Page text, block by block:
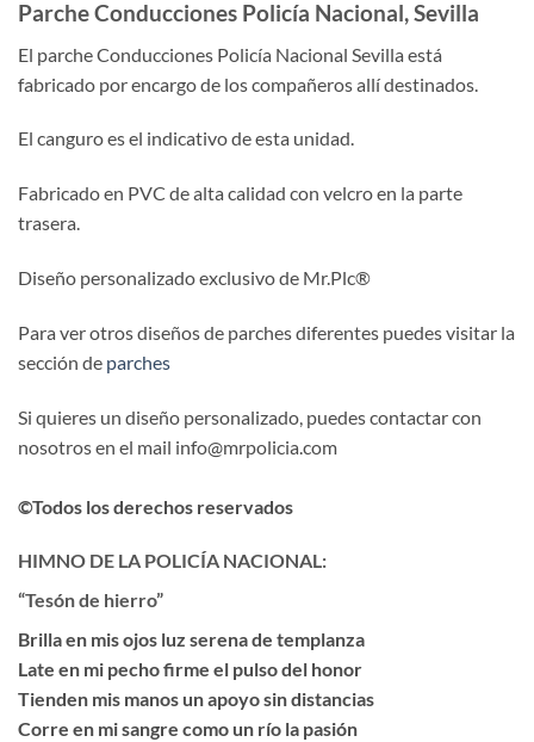
Parche Conducciones Policía Nacional, Sevilla
El parche Conducciones Policía Nacional Sevilla está
fabricado por encargo de los compañeros allí destinados.
El canguro es el indicativo de esta unidad.
Fabricado en PVC de alta calidad con velcro en la parte
trasera.
Diseño personalizado exclusivo de Mr.Plc®
Para ver otros diseños de parches diferentes puedes visitar la
sección de parches
Si quieres un diseño personalizado, puedes contactar con
nosotros en el mail info@mrpolicia.com
©Todos los derechos reservados
HIMNO DE LA POLICÍA NACIONAL:
“Tesón de hierro”
Brilla en mis ojos luz serena de templanza
Late en mi pecho firme el pulso del honor
Tienden mis manos un apoyo sin distancias
Corre en mi sangre como un río la pasión